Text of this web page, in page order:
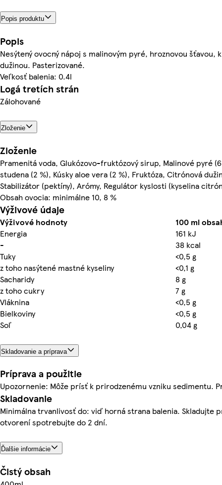
Popis produktu
Popis
Nesýtený ovocný nápoj s malinovým pyré, hroznovou šťavou,
dužinou. Pasterizované.
Veľkosť balenia: 0.4l
Logá tretích strán
Zálohované
Zloženie
Zloženie
Pramenitá voda, Glukózovo-fruktózový sirup, Malinové pyré
studena (2 %), Kúsky aloe vera (2 %), Fruktóza, Citrónová
Stabilizátor (pektíny), Arómy, Regulátor kyslosti (kyselina
Obsah ovocia: minimálne 10, 8 %
Výživové údaje
Výživové hodnoty
100 ml
Energia
161 kJ
-
38 kcal
Tuky
<0,5 g
z toho nasýtené mastné kyseliny
<0,1 g
Sacharidy
8 g
z toho cukry
7 g
Vláknina
<0,5 g
Bielkoviny
<0,5 g
Soľ
0,04 g
Skladovanie a príprava
Príprava a použitie
Upozornenie: Môže prísť k prirodzenému vzniku sedimentu.
Skladovanie
Minimálna trvanlivosť do: viď horná strana balenia. Skladujte
otvorení spotrebujte do 2 dní.
Ďalšie informácie
Čistý obsah